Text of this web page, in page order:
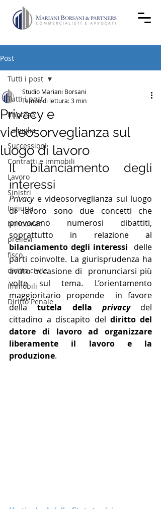
Post
Tutti i post
Impresa
Famiglia
Successioni
Contratti e immobili
Lavoro
Sinistri
Ingiuria
bancomat
prelievi
fisco
diritto civile
Immobili
Diritto Penale
Tutti i post
Privacy e
videosorveglianza sul
luogo di lavoro
Studio Mariani Borsani
Tempo di lettura: 3 min
Il bilanciamento degli
interessi
Privacy e videosorveglianza sul luogo
di lavoro sono due concetti che
provocano numerosi dibattiti,
bilanciamento degli interessi
  delle
parti coinvolte. La giurisprudenza ha
avuto occasione di  pronunciarsi più
volte sul tema. L’orientamento
maggioritario propende  in favore
della tutela della privacy del
cittadino a discapito del diritto del
datore di lavoro ad organizzare
liberamente il lavoro e la
produzione.